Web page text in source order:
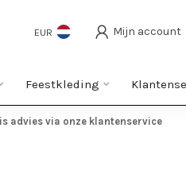
EUR Mijn account
Feestkleding
advies via onze klantenservice